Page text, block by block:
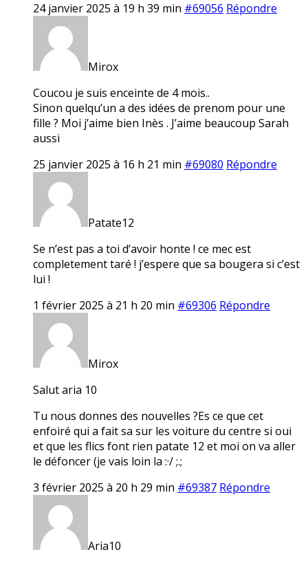
24 janvier 2025 à 19 h 39 min #69056 Répondre
Mirox
Coucou je suis enceinte de 4 mois..
Sinon quelqu’un a des idées de prenom pour une
fille ? Moi j’aime bien Inès . J’aime beaucoup Sarah
aussi
25 janvier 2025 à 16 h 21 min #69080 Répondre
Patate12
Se n’est pas a toi d’avoir honte ! ce mec est
completement taré ! j’espere que sa bougera si c’est
lui !
1 février 2025 à 21 h 20 min #69306 Répondre
Mirox
Salut aria 10
Tu nous donnes des nouvelles ?Es ce que cet
enfoiré qui a fait sa sur les voiture du centre si oui
et que les flics font rien patate 12 et moi on va aller
le défoncer (je vais loin la :·/ ;.;
3 février 2025 à 20 h 29 min #69387 Répondre
Aria10